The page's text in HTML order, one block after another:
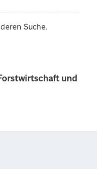
und
Suche.